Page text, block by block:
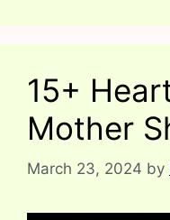
15+
Mother
March 23, 2024 by